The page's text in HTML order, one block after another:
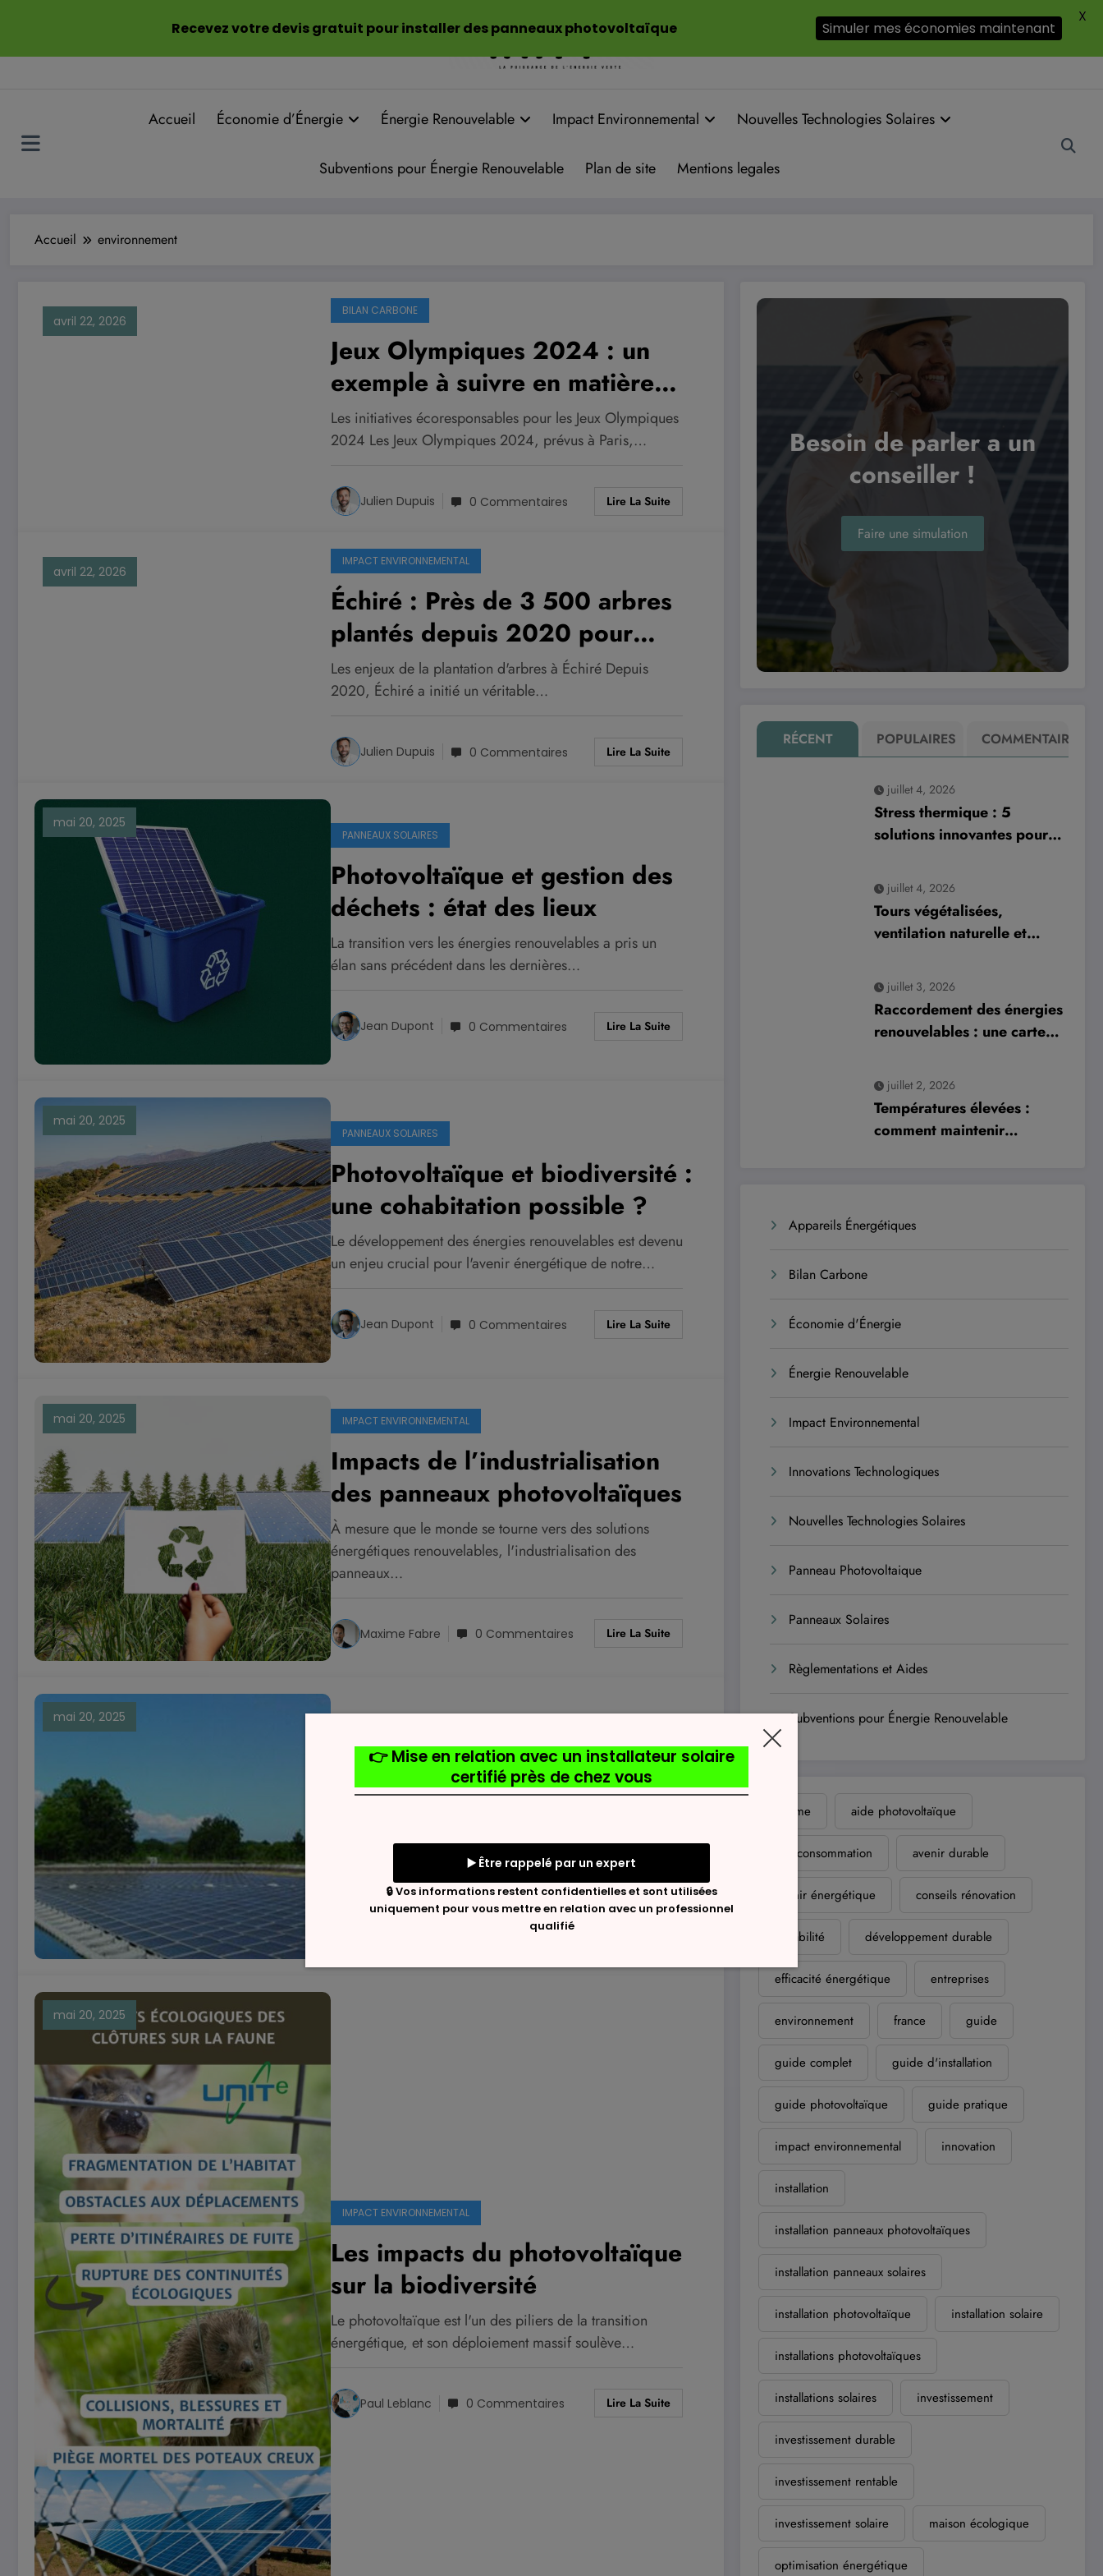
Accueil Économie d’Énergie Énergie Renouvelable Impact Environnemental Nouvelles Technologies Solaires
Subventions pour Énergie Renouvelable Plan de site Mentions legales
Accueil environnement
avril 22, 2026
BILAN CARBONE
Jeux Olympiques 2024 : un
exemple à suivre en matière
d’empreinte carbone
Les initiatives écoresponsables pour les Jeux Olympiques
2024 Les Jeux Olympiques 2024, prévus à Paris,…
Julien Dupuis 0 Commentaires Lire La Suite
avril 22, 2026
IMPACT ENVIRONNEMENTAL
Échiré : Près de 3 500 arbres
plantés depuis 2020 pour
verdir la commune
Les enjeux de la plantation d'arbres à Échiré Depuis
2020, Échiré a initié un véritable…
Julien Dupuis 0 Commentaires Lire La Suite
mai 20, 2025
PANNEAUX SOLAIRES
Photovoltaïque et gestion des
déchets : état des lieux
La transition vers les énergies renouvelables a pris un
élan sans précédent dans les dernières…
Jean Dupont 0 Commentaires Lire La Suite
mai 20, 2025
PANNEAUX SOLAIRES
Photovoltaïque et biodiversité :
une cohabitation possible ?
Le développement des énergies renouvelables est devenu
un enjeu crucial pour l'avenir énergétique de notre…
Jean Dupont 0 Commentaires Lire La Suite
mai 20, 2025 IMPACT ENVIRONNEMENTAL
Impacts de l’industrialisation
des panneaux photovoltaïques
À mesure que le monde se tourne vers des solutions
énergétiques renouvelables, l'industrialisation des
panneaux…
Maxime Fabre 0 Commentaires Lire La Suite
mai 20, 2025
Photovoltaïque : enjeux pour
les collectivités locales
climatique s'intensifie, les collectivités locales jouent…
0 Commentaires Lire La Suite
mai 20, 2025
IMPACT ENVIRONNEMENTAL
Les impacts du photovoltaïque
sur la biodiversité
Le photovoltaïque est l'un des piliers de la transition
énergétique, et son déploiement massif soulève…
Paul Leblanc 0 Commentaires Lire La Suite
Besoin de parler a un
conseiller !
Faire une simulation
RÉCENT POPULAIRES COMMENTAIRE
juillet 4, 2026
Stress thermique : 5
solutions innovantes pour
préserver la production
laitière
juillet 4, 2026
Tours végétalisées,
ventilation naturelle et
nouvelles clés de
l’architecture urbaine
durable
juillet 3, 2026
Raccordement des énergies
renouvelables : une carte
des préoccupations dans la
filière
juillet 2, 2026
Températures élevées :
comment maintenir
Appareils Énergétiques
Bilan Carbone
Économie d'Énergie
Énergie Renouvelable
Impact Environnemental
Innovations Technologiques
Nouvelles Technologies Solaires
Panneau Photovoltaique
Panneaux Solaires
Règlementations et Aides
Subventions pour Énergie Renouvelable
ademe aide photovoltaïque
autoconsommation avenir durable
avenir énergétique conseils rénovation
durabilité développement durable
efficacité énergétique entreprises
environnement france guide
guide complet guide d'installation
guide photovoltaïque guide pratique
impact environnemental innovation
installation
installation panneaux photovoltaïques
installation panneaux solaires
installation photovoltaïque installation solaire
installations photovoltaïques
installations solaires investissement
investissement durable
investissement rentable
investissement solaire maison écologique
optimisation énergétique
Recevez votre devis gratuit pour installer des panneaux photovoltaïque Simuler mes économies maintenant
X